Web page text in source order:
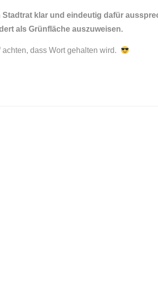
Stadtrat klar und eindeutig dafür
als Grünfläche auszuweisen.
dass Wort gehalten wird.